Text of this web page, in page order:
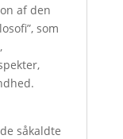
af den
som
såkaldte